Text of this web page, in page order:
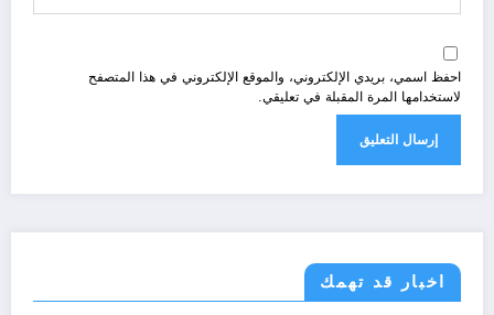
احفظ اسمي، بريدي الإلكتروني، والموقع الإلكتروني في هذا المتصفح
لاستخدامها المرة المقبلة في تعليقي.
اخبار قد تهمك